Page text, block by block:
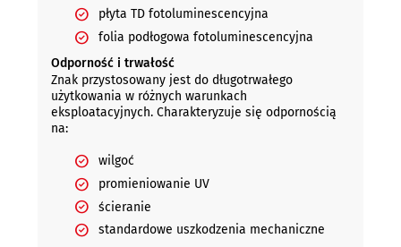
płyta TD fotoluminescencyjna
folia podłogowa fotoluminescencyjna
Odporność i trwałość
Znak przystosowany jest do długotrwałego
użytkowania w różnych warunkach
eksploatacyjnych. Charakteryzuje się odpornością
na:
wilgoć
promieniowanie UV
ścieranie
standardowe uszkodzenia mechaniczne